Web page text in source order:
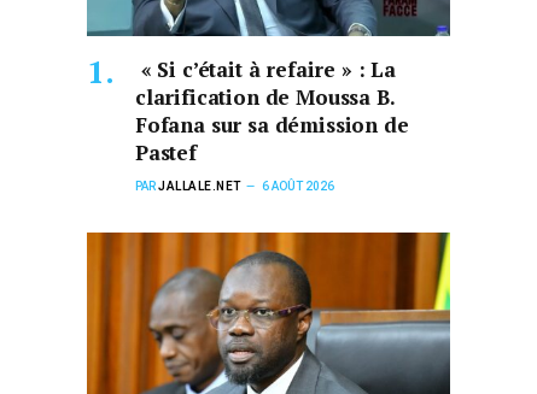
« Si c’était à refaire » : La
clarification de Moussa B.
Fofana sur sa démission de
Pastef
PARJALLALE.NET 6 AOÛT 2026